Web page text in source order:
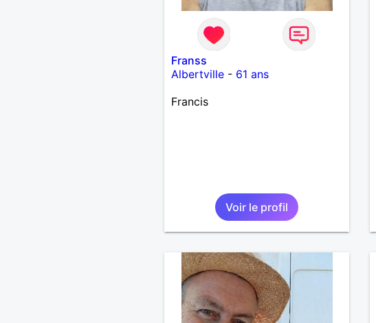
Franss
Albertville- 61 ans
Francis
Voir le profil